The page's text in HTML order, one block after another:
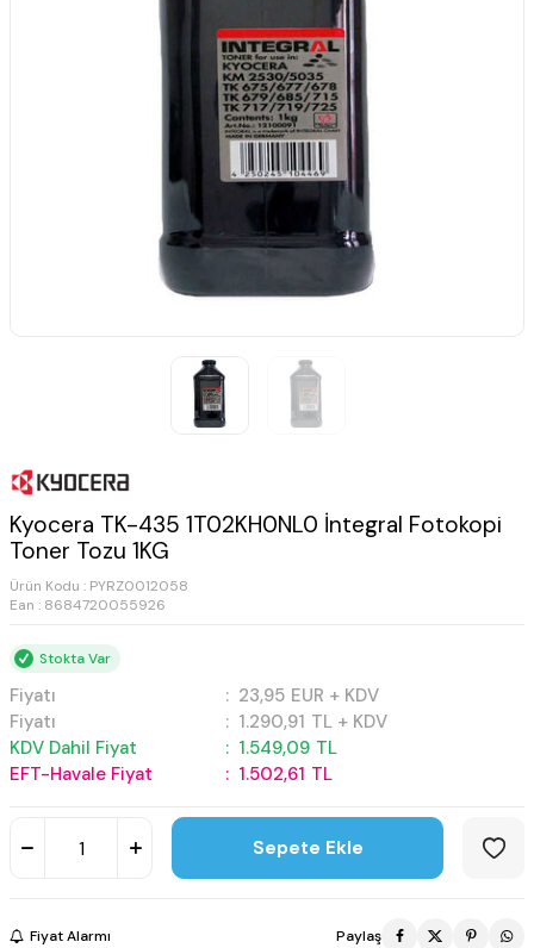
Kyocera TK-435 1T02KH0NL0 İntegral Fotokopi
Toner Tozu 1KG
Ürün Kodu : PYRZ0012058
Ean : 8684720055926
Stokta Var
Fiyatı : 23,95 EUR + KDV
Fiyatı
: 1.290,91 TL + KDV
KDV Dahil Fiyat
: 1.549,09 TL
EFT-Havale Fiyat
: 1.502,61 TL
Sepete Ekle
Fiyat Alarmı Paylaş